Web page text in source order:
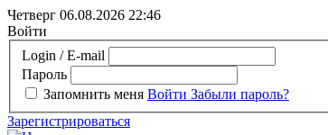
Четверг 06.08.2026 22:46
Войти
Login / E-mail
Пароль
Запомнить меня Войти Забыли пароль?
Зарегистрироваться